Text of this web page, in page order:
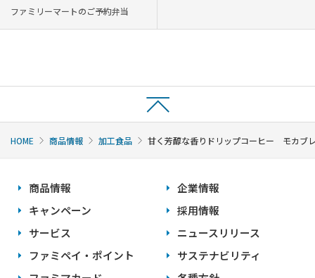
ファミリーマートのご予約弁当
HOME 商品情報 加工食品 甘く芳醇な香りドリップコーヒー モカブ
商品情報
キャンペーン
サービス
ファミペイ・ポイント
企業情報
採用情報
ニュースリリース
サステナビリティ